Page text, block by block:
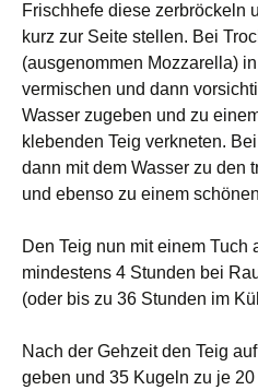
Frischhefe diese zerbröckeln
kurz zur Seite stellen. Bei
(ausgenommen Mozzarella)
vermischen und dann
Wasser zugeben und zu
klebenden Teig verkneten.
dann mit dem Wasser zu den
und ebenso zu einem
Den Teig nun mit einem Tuch
mindestens 4 Stunden bei
(oder bis zu 36 Stunden im
Nach der Gehzeit den Teig
geben und 35 Kugeln zu je